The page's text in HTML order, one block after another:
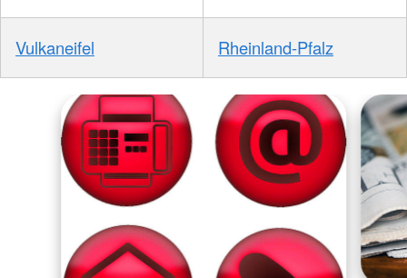
Vulkaneifel Rheinland-Pfalz